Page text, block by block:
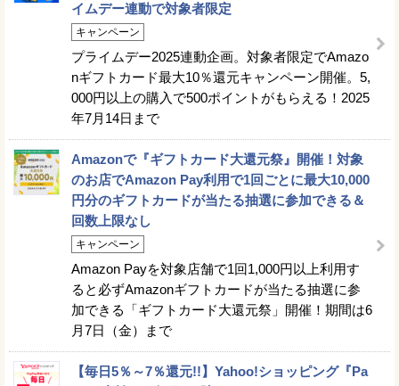
イムデー連動で対象者限定
キャンペーン
プライムデー2025連動企画。対象者限定でAmazo
nギフトカード最大10％還元キャンペーン開催。5,
000円以上の購入で500ポイントがもらえる！2025
年7月14日まで
Amazonで『ギフトカード大還元祭』開催！対象
のお店でAmazon Pay利用で1回ごとに最大10,000
円分のギフトカードが当たる抽選に参加できる＆
回数上限なし
キャンペーン
Amazon Payを対象店舗で1回1,000円以上利用す
ると必ずAmazonギフトカードが当たる抽選に参
加できる「ギフトカード大還元祭」開催！期間は6
月7日（金）まで
【毎日5％～7％還元!!】Yahoo!ショッピング『Pa